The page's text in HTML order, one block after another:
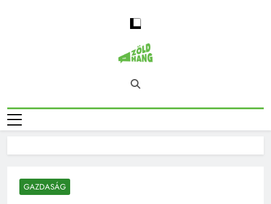
Magyarország
Zöld Hangja
Zöld Hang – Természet, Klímaváltozás,
Fenntarthatóság, Jövő
GAZDASÁG